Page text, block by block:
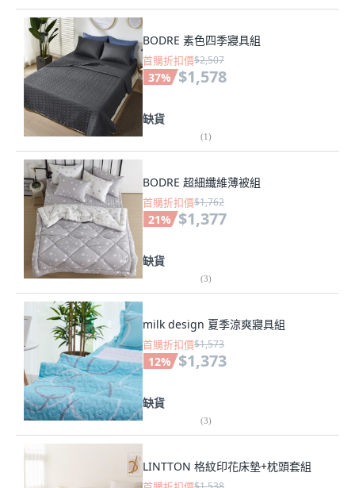
BODRE 素色四季寢具組
首購折扣價$2,507
37% $1,578
缺貨
(1)
BODRE 超細纖維薄被組
首購折扣價$1,762
21% $1,377
缺貨
(3)
milk design 夏季涼爽寢具組
首購折扣價$1,573
12% $1,373
缺貨
(3)
LINTTON 格紋印花床墊+枕頭套組